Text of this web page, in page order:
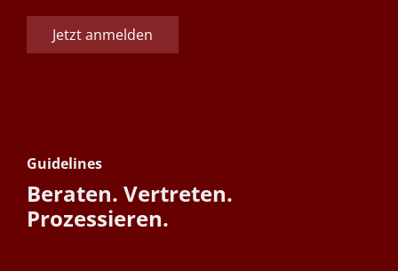
Jetzt anmelden
Guidelines
Beraten. Vertreten.
Prozessieren.